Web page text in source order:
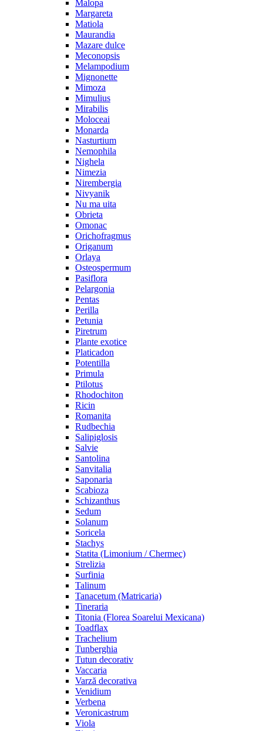
Malopa
Margareta
Matiola
Maurandia
Mazare dulce
Meconopsis
Melampodium
Mignonette
Mimoza
Mimulius
Mirabilis
Moloceai
Monarda
Nasturtium
Nemophila
Nighela
Nimezia
Nirembergia
Nivyanik
Nu ma uita
Obrieta
Omonac
Orichofragmus
Origanum
Orlaya
Osteospermum
Pasiflora
Pelargonia
Pentas
Perilla
Petunia
Piretrum
Plante exotice
Platicadon
Potentilla
Primula
Ptilotus
Rhodochiton
Ricin
Romanita
Rudbechia
Salipiglosis
Salvie
Santolina
Sanvitalia
Saponaria
Scabioza
Schizanthus
Sedum
Solanum
Soricela
Stachys
Statita (Limonium / Chermec)
Strelizia
Surfinia
Talinum
Tanacetum (Matricaria)
Tineraria
Titonia (Florea Soarelui Mexicana)
Toadflax
Trachelium
Tunberghia
Tutun decorativ
Vaccaria
Varză decorativa
Venidium
Verbena
Veronicastrum
Viola